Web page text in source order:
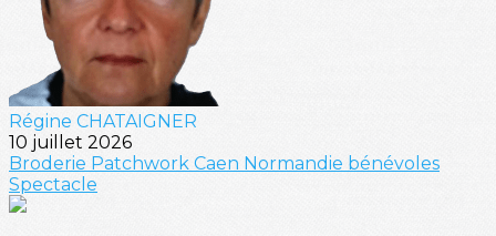
Régine CHATAIGNER
10 juillet 2026
Broderie Patchwork Caen Normandie bénévoles
Spectacle